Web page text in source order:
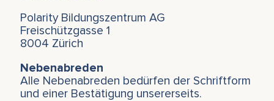
Polarity Bildungszentrum AG
Freischützgasse 1
8004 Zürich
Nebenabreden
Alle Nebenabreden bedürfen der Schriftform
und einer Bestätigung unsererseits.